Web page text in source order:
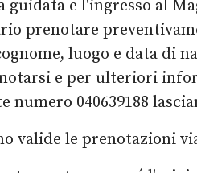
guidata e l'ingresso al
prenotare
luogo e data di
e per ulteriori
numero 040639188
valide le prenotazioni